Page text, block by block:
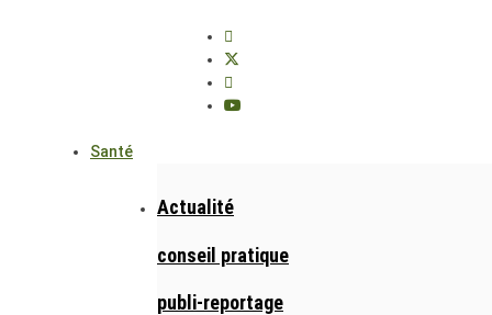
Santé
Actualité
conseil pratique
publi-reportage